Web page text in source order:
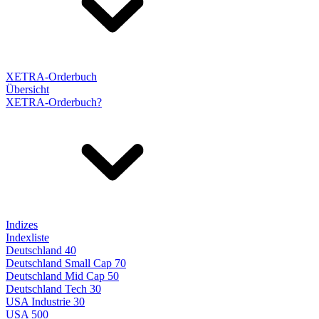
XETRA-Orderbuch
Übersicht
XETRA-Orderbuch?
Indizes
Indexliste
Deutschland 40
Deutschland Small Cap 70
Deutschland Mid Cap 50
Deutschland Tech 30
USA Industrie 30
USA 500